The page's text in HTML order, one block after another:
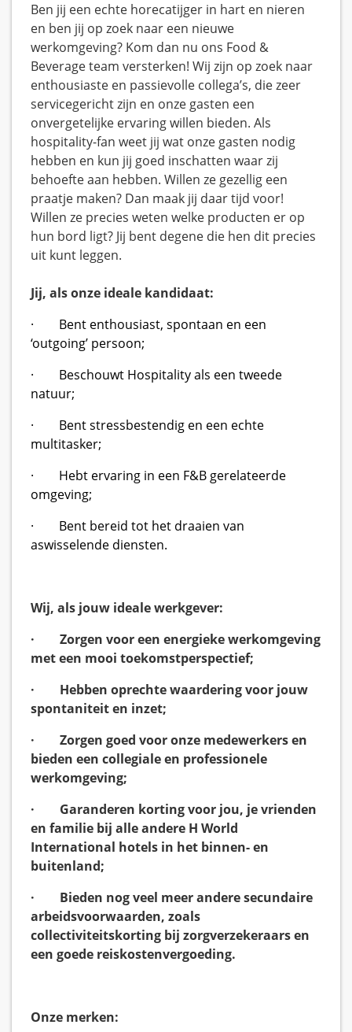
Ben jij een echte horecatijger in hart en nieren
en ben jij op zoek naar een nieuwe
werkomgeving? Kom dan nu ons Food &
Beverage team versterken! Wij zijn op zoek naar
enthousiaste en passievolle collega’s, die zeer
servicegericht zijn en onze gasten een
onvergetelijke ervaring willen bieden. Als
hospitality-fan weet jij wat onze gasten nodig
hebben en kun jij goed inschatten waar zij
behoefte aan hebben. Willen ze gezellig een
praatje maken? Dan maak jij daar tijd voor!
Willen ze precies weten welke producten er op
hun bord ligt? Jij bent degene die hen dit precies
uit kunt leggen.
Jij, als onze ideale kandidaat:
· Bent enthousiast, spontaan en een
‘outgoing’ persoon;
· Beschouwt Hospitality als een tweede
natuur;
· Bent stressbestendig en een echte
multitasker;
· Hebt ervaring in een F&B gerelateerde
omgeving;
· Bent bereid tot het draaien van
aswisselende diensten.
Wij, als jouw ideale werkgever:
· Zorgen voor een energieke werkomgeving
met een mooi toekomstperspectief;
· Hebben oprechte waardering voor jouw
spontaniteit en inzet;
· Zorgen goed voor onze medewerkers en
bieden een collegiale en professionele
werkomgeving;
· Garanderen korting voor jou, je vrienden
en familie bij alle andere H World
International hotels in het binnen- en
buitenland;
· Bieden nog veel meer andere secundaire
arbeidsvoorwaarden, zoals
collectiviteitskorting bij zorgverzekeraars en
een goede reiskostenvergoeding.
Onze merken: